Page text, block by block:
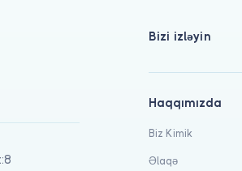
Bizi izləyin
Haqqımızda
Biz Kimik
Əlaqə